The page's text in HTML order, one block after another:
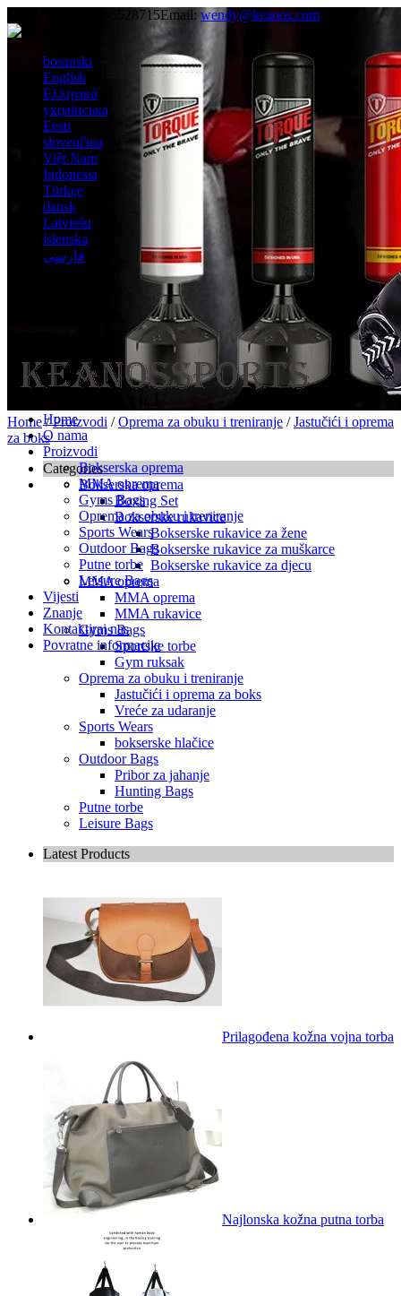
+86-592-5528715Email: wendy@keanos.com
bosanski
English
Ελληνικά
українська
Eesti
slovenčina
Việt Nam
Indonesia
Türkçe
dansk
Latviešu
íslenska
فارسی
Home
O nama
Proizvodi
Bokserska oprema
MMA oprema
Gyms Bags
Oprema za obuku i treniranje
Sports Wears
Outdoor Bags
Putne torbe
Leisure Bags
Vijesti
Znanje
Kontaktiraj nas
Povratne informacije
Home/Proizvodi /Oprema za obuku i treniranje /Jastučići i oprema
za boks
Categories
Bokserska oprema
Boxing Set
Bokserske rukavice
Bokserske rukavice za žene
Bokserske rukavice za muškarce
Bokserske rukavice za djecu
MMA oprema
MMA oprema
MMA rukavice
Gyms Bags
Sportske torbe
Gym ruksak
Oprema za obuku i treniranje
Jastučići i oprema za boks
Vreće za udaranje
Sports Wears
bokserske hlačice
Outdoor Bags
Pribor za jahanje
Hunting Bags
Putne torbe
Leisure Bags
Latest Products
Prilagođena kožna vojna torba
Najlonska kožna putna torba